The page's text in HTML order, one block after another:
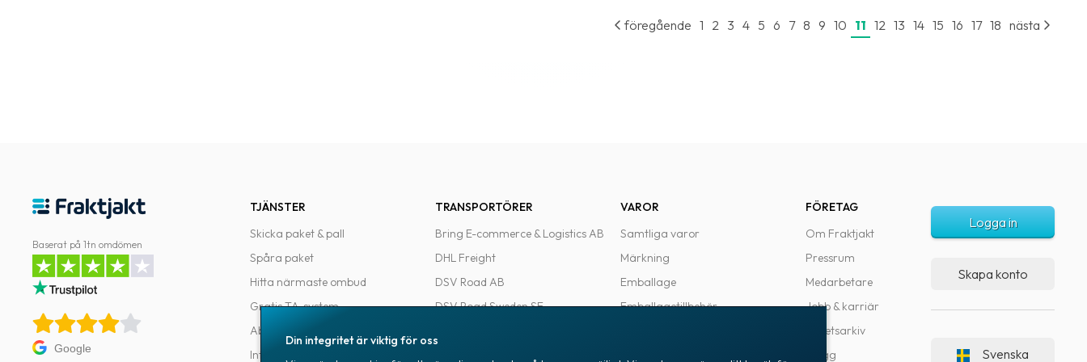
föregående 1 2 3 4 5 6 7 8 9 10 11 12 13 14 15 16 17 18 nästa
Baserat på 1tn omdömen
Google
TJÄNSTER
Skicka paket & pall
Spåra paket
Hitta närmaste ombud
Gratis TA-system
Abonnemang
Integrationer
TRANSPORTÖRER
Bring E-commerce & Logistics AB
DHL Freight
DSV Road AB
DSV Road Sweden SE
VAROR
Samtliga varor
Märkning
Emballage
Emballagetillbehör
FÖRETAG
Om Fraktjakt
Pressrum
Medarbetare
Jobb & karriär
Nyhetsarkiv
Blogg
Logga in
Skapa konto
Svenska
Din integritet är viktig för oss